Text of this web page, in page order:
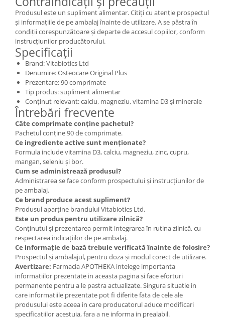
Produsul este un supliment alimentar. Citiți cu atenție prospectul
și informațiile de pe ambalaj înainte de utilizare. A se păstra în
condiții corespunzătoare și departe de accesul copiilor, conform
instrucțiunilor producătorului.
Specificații
Brand: Vitabiotics Ltd
Denumire: Osteocare Original Plus
Prezentare: 90 comprimate
Tip produs: supliment alimentar
Conținut relevant: calciu, magneziu, vitamina D3 și minerale
Întrebări frecvente
Câte comprimate conține pachetul?
Pachetul conține 90 de comprimate.
Ce ingrediente active sunt menționate?
Formula include vitamina D3, calciu, magneziu, zinc, cupru,
mangan, seleniu și bor.
Cum se administrează produsul?
Administrarea se face conform prospectului și instrucțiunilor de
pe ambalaj.
Ce brand produce acest supliment?
Produsul aparține brandului Vitabiotics Ltd.
Este un produs pentru utilizare zilnică?
Conținutul și prezentarea permit integrarea în rutina zilnică, cu
respectarea indicațiilor de pe ambalaj.
Ce informație de bază trebuie verificată înainte de folosire?
Prospectul și ambalajul, pentru doza și modul corect de utilizare.
Avertizare: Farmacia APOTHEKA intelege importanta
informatiilor prezentate in aceasta pagina si face eforturi
permanente pentru a le pastra actualizate. Singura situatie in
care informatiile prezentate pot fi diferite fata de cele ale
produsului este aceea in care producatorul aduce modificari
specificatiilor acestuia, fara a ne informa in prealabil.